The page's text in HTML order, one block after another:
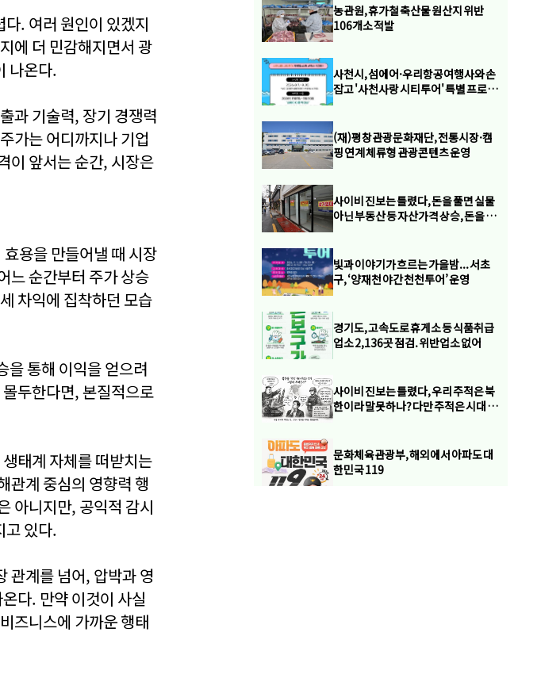
. 여러 원인이 있겠지
에 더 민감해지면서 광
나온다.
과 기술력, 장기 경쟁력
가는 어디까지나 기업
이 앞서는 순간, 시장은
용을 만들어낼 때 시장
느 순간부터 주가 상승
차익에 집착하던 모습
을 통해 이익을 얻으려
두한다면, 본질적으로
태계 자체를 떠받치는
관계 중심의 영향력 행
아니지만, 공익적 감시
고 있다.
관계를 넘어, 압박과 영
다. 만약 이것이 사실
즈니스에 가까운 행태
농관원, 휴가철 축산물 원산지 위반
106개소 적발
사천시, 섬에어·우리항공여행사와 손
잡고 '사천사랑 시티투어' 특별 프로모
(재)평창관광문화재단, 전통시장·캠
핑 연계 체류형 관광콘텐츠 운영
사이비 진보는 틀렸다, 돈을 풀면 실물
아닌 부동산 등 자산가격 상승, 돈을 쪼
빛과 이야기가 흐르는 가을밤... 서초
구, ‘양재천 야간 천천투어’ 운영
경기도, 고속도로 휴게소 등 식품취급
업소 2,136곳 점검. 위반업소 없어
사이비 진보는 틀렸다, 우리 주적은 북
한이라 말못하나? 다만 주적은 시대 전
문화체육관광부, 해외에서 아파도 대
한민국 119